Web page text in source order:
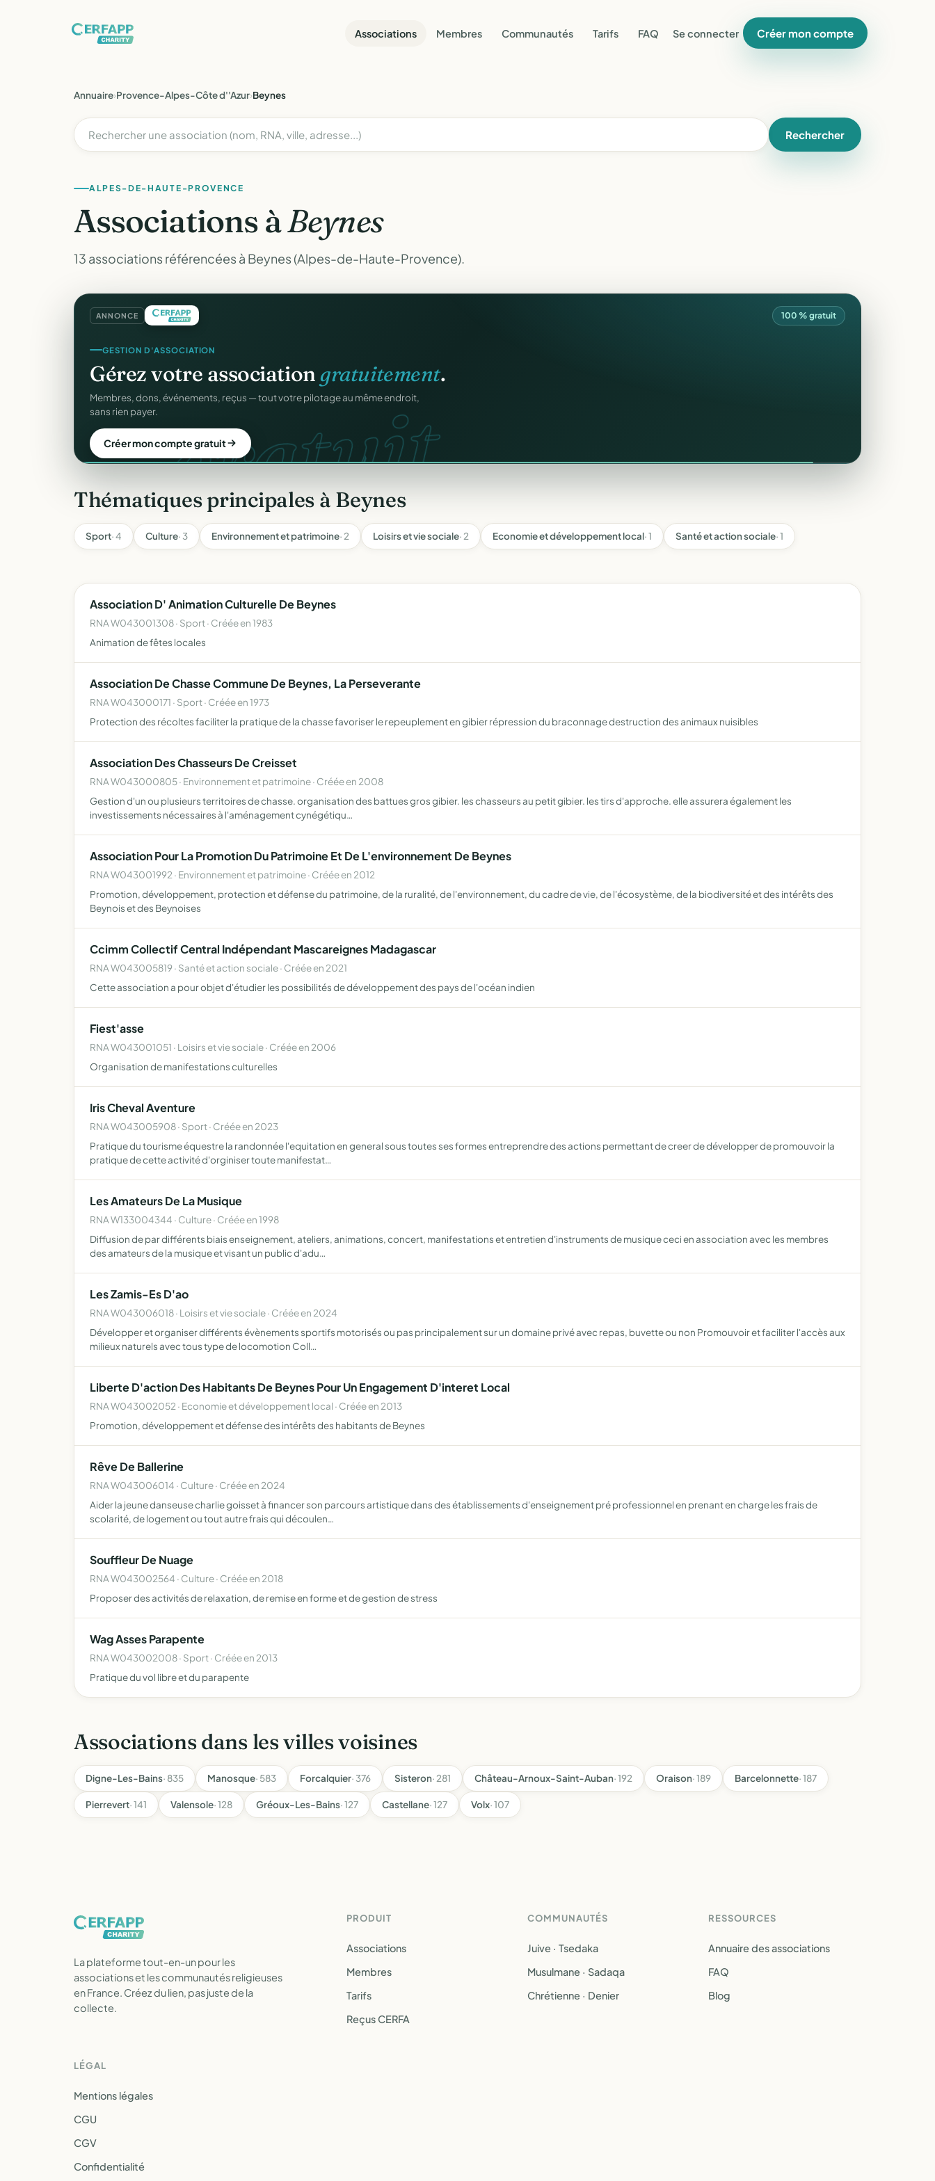
Associations Membres Communautés Tarifs FAQ Se connecter Créer mon compte
Annuaire›Provence-Alpes-Côte d''Azur›Beynes
Rechercher
ALPES-DE-HAUTE-PROVENCE
Associations àBeynes
13 associations référencées à Beynes (Alpes-de-Haute-Provence).
ANNONCE 100 % gratuit
gratuit.
GESTION D'ASSOCIATION
Gérez votre associationgratuitement.
Membres, dons, événements, reçus — tout votre pilotage au même endroit,
sans rien payer.
Créer mon compte gratuit
CERFA.
REÇUS FISCAUX
Vos reçusCERFAautomatiques.
Générés et envoyés à vos donateurs en un clic, conformes au modèle
officiel n°11580.
Automatiser mes reçus
Thématiques principales à Beynes
Sport· 4 Culture· 3 Environnement et patrimoine· 2 Loisirs et vie sociale· 2 Economie et développement local· 1 Santé et action sociale· 1
Association D' Animation Culturelle De Beynes
RNA W043001308 · Sport · Créée en 1983
Animation de fêtes locales
Association De Chasse Commune De Beynes, La Perseverante
RNA W043000171 · Sport · Créée en 1973
Protection des récoltes faciliter la pratique de la chasse favoriser le repeuplement en gibier répression du braconnage destruction des animaux nuisibles
Association Des Chasseurs De Creisset
RNA W043000805 · Environnement et patrimoine · Créée en 2008
Gestion d'un ou plusieurs territoires de chasse. organisation des battues gros gibier. les chasseurs au petit gibier. les tirs d'approche. elle assurera également les
investissements nécessaires à l'aménagement cynégétiqu…
Association Pour La Promotion Du Patrimoine Et De L'environnement De Beynes
RNA W043001992 · Environnement et patrimoine · Créée en 2012
Promotion, développement, protection et défense du patrimoine, de la ruralité, de l'environnement, du cadre de vie, de l'écosystème, de la biodiversité et des intérêts des
Beynois et des Beynoises
Ccimm Collectif Central Indépendant Mascareignes Madagascar
RNA W043005819 · Santé et action sociale · Créée en 2021
Cette association a pour objet d'étudier les possibilités de développement des pays de l'océan indien
Fiest'asse
RNA W043001051 · Loisirs et vie sociale · Créée en 2006
Organisation de manifestations culturelles
Iris Cheval Aventure
RNA W043005908 · Sport · Créée en 2023
Pratique du tourisme équestre la randonnée l'equitation en general sous toutes ses formes entreprendre des actions permettant de creer de développer de promouvoir la
pratique de cette activité d'orginiser toute manifestat…
Les Amateurs De La Musique
RNA W133004344 · Culture · Créée en 1998
Diffusion de par différents biais enseignement, ateliers, animations, concert, manifestations et entretien d'instruments de musique ceci en association avec les membres
des amateurs de la musique et visant un public d'adu…
Les Zamis-Es D'ao
RNA W043006018 · Loisirs et vie sociale · Créée en 2024
Développer et organiser différents évènements sportifs motorisés ou pas principalement sur un domaine privé avec repas, buvette ou non Promouvoir et faciliter l'accès aux
milieux naturels avec tous type de locomotion Coll…
Liberte D'action Des Habitants De Beynes Pour Un Engagement D'interet Local
RNA W043002052 · Economie et développement local · Créée en 2013
Promotion, développement et défense des intérêts des habitants de Beynes
Rêve De Ballerine
RNA W043006014 · Culture · Créée en 2024
Aider la jeune danseuse charlie goisset à financer son parcours artistique dans des établissements d'enseignement pré professionnel en prenant en charge les frais de
scolarité, de logement ou tout autre frais qui découlen…
Souffleur De Nuage
RNA W043002564 · Culture · Créée en 2018
Proposer des activités de relaxation, de remise en forme et de gestion de stress
Wag Asses Parapente
RNA W043002008 · Sport · Créée en 2013
Pratique du vol libre et du parapente
Associations dans les villes voisines
Digne-Les-Bains· 835 Manosque· 583 Forcalquier· 376 Sisteron· 281 Château-Arnoux-Saint-Auban· 192 Oraison· 189 Barcelonnette· 187
Pierrevert· 141 Valensole· 128 Gréoux-Les-Bains· 127 Castellane· 127 Volx· 107
La plateforme tout-en-un pour les
associations et les communautés religieuses
en France. Créez du lien, pas juste de la
collecte.
PRODUIT
Associations
Membres
Tarifs
Reçus CERFA
COMMUNAUTÉS
Juive · Tsedaka
Musulmane · Sadaqa
Chrétienne · Denier
RESSOURCES
Annuaire des associations
FAQ
Blog
LÉGAL
Mentions légales
CGU
CGV
Confidentialité